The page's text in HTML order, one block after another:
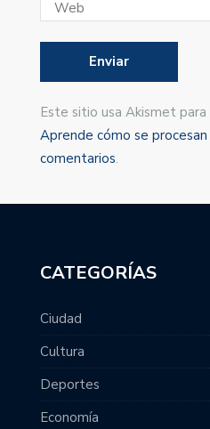
Este sitio usa Akismet para
Aprende cómo se
comentarios.
CATEGORÍAS
Ciudad
Cultura
Deportes
Economía